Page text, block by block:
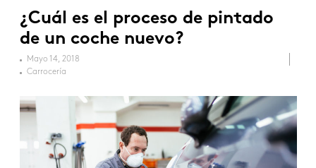
¿Cuál es el proceso de pintado
de un coche nuevo?
Mayo 14, 2018
Carrocería